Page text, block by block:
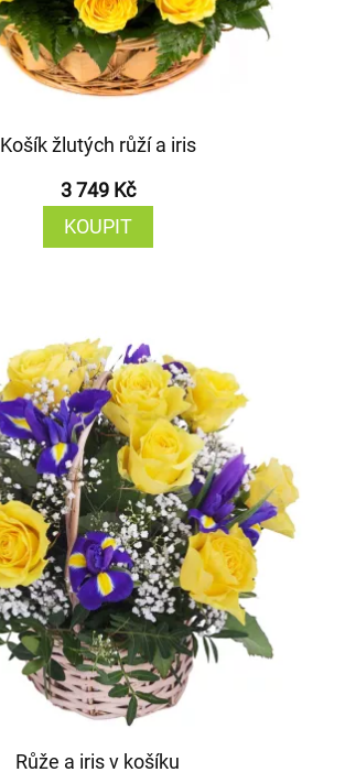
Košík žlutých růží a iris
3 749 Kč
KOUPIT
Růže a iris v košíku